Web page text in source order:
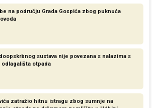
na području Grada Gospića zbog puknuća
sustava nije povezana s nalazima s
otpada
zatražio hitnu istragu zbog sumnje na